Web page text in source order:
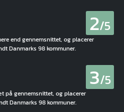
2/5
end gennemsnittet, og placerer
Danmarks 98 kommuner.
3/5
gennemsnittet, og placerer
Danmarks 98 kommuner.